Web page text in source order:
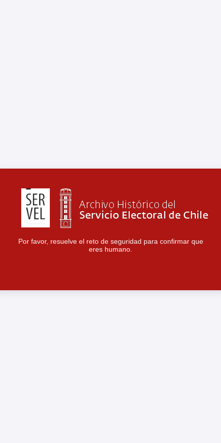
Por favor, resuelve el reto de seguridad para confirmar que
eres humano.